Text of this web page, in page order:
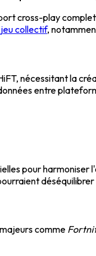
cross-play
collectif,
nécessitant la
entre
pour
déséquilibrer
comme